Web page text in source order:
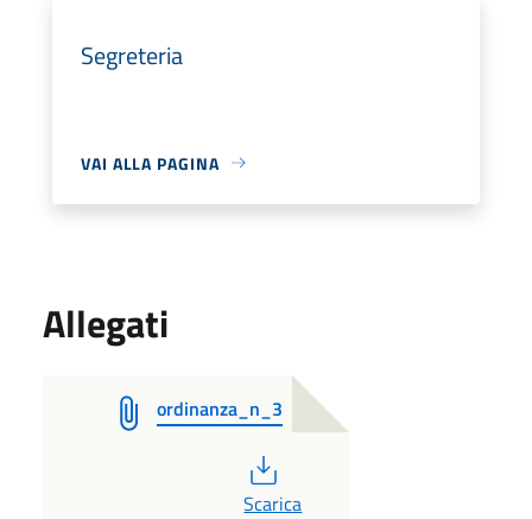
Segreteria
VAI ALLA PAGINA
Allegati
ordinanza_n_3
PDF
Scarica